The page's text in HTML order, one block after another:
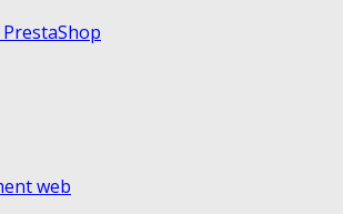
PrestaShop
web